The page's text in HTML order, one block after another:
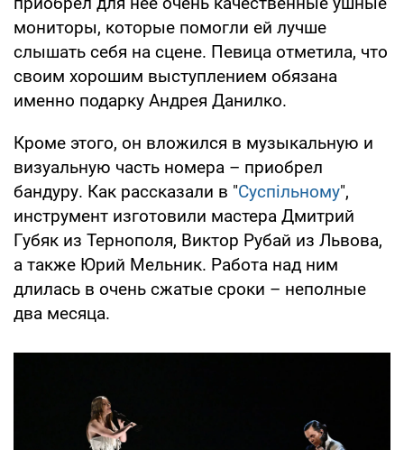
мониторы, которые помогли ей лучше
слышать себя на сцене. Певица отметила, что
своим хорошим выступлением обязана
именно подарку Андрея Данилко.
Кроме этого, он вложился в музыкальную и
визуальную часть номера – приобрел
бандуру. Как рассказали в "Суспільному",
инструмент изготовили мастера Дмитрий
Губяк из Тернополя, Виктор Рубай из Львова,
а также Юрий Мельник. Работа над ним
длилась в очень сжатые сроки – неполные
два месяца.